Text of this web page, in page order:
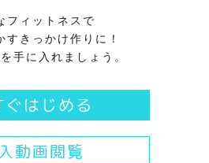
フィットネスで
すきっかけ作りに！
手に入れましょう。
ぐはじめる
動画閲覧